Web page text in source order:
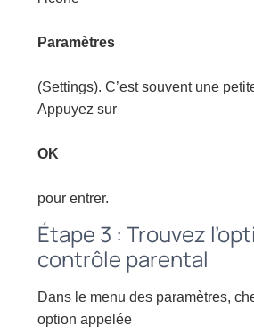
Paramètres
(Settings). C’est souvent une
Appuyez sur
OK
pour entrer.
Étape 3 : Trouvez
contrôle parental
Dans le menu des paramètres,
option appelée